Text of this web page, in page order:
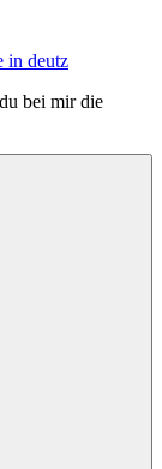
in deutz
bei mir die